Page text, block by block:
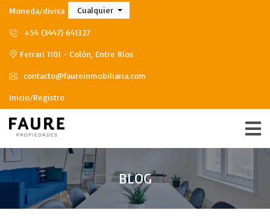
Moneda/divisa Cualquier
+54 (3447) 641327
Ferrari 1101 - Colón, Entre Ríos
contacto@faureinmobiliaria.com
Inicio/Registro
BLOG